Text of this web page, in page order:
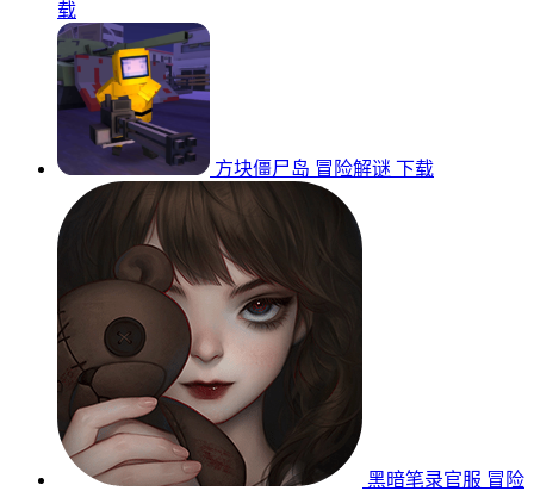
载
方块僵尸岛 冒险解谜 下载
黑暗笔录官服 冒险